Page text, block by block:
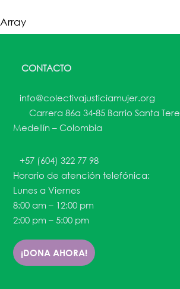
Array
CONTACTO
info@colectivajusticiamujer.org
Carrera 86a 34-85 Barrio Santa
Medellín – Colombia
+57 (604) 322 77 98
Horario de atención telefónica:
Lunes a Viernes
8:00 am – 12:00 pm
2:00 pm – 5:00 pm
¡DONA AHORA!